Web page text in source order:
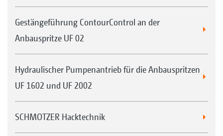
Gestängeführung ContourControl an der
Anbauspritze UF 02
Hydraulischer Pumpenantrieb für die Anbauspritzen
UF 1602 und UF 2002
SCHMOTZER Hacktechnik